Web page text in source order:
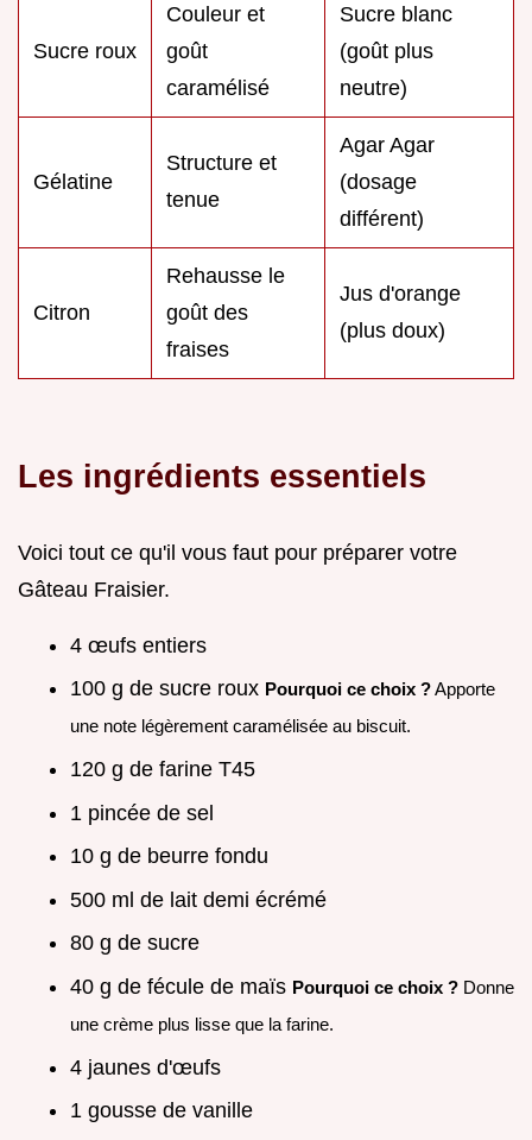
Sucre roux
Couleur et
goût
caramélisé
Sucre blanc
(goût plus
neutre)
Gélatine
Structure et
tenue
Agar Agar
(dosage
différent)
Citron
Rehausse le
goût des
fraises
Jus d'orange
(plus doux)
Les ingrédients essentiels
Voici tout ce qu'il vous faut pour préparer votre
Gâteau Fraisier.
4 œufs entiers
100 g de sucre roux Pourquoi ce choix ?Apporte
une note légèrement caramélisée au biscuit.
120 g de farine T45
1 pincée de sel
10 g de beurre fondu
500 ml de lait demi écrémé
80 g de sucre
40 g de fécule de maïs Pourquoi ce choix ? Donne
une crème plus lisse que la farine.
4 jaunes d'œufs
1 gousse de vanille